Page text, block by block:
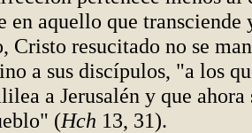
aquello que transciende
Cristo resucitado no se
a sus discípulos, "a los
a Jerusalén y que ahora
(Hch 13, 31).